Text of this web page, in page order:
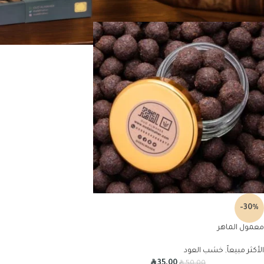
-30%
معمول الماهر
الأكثر مبيعاً, خشب العود
R
R